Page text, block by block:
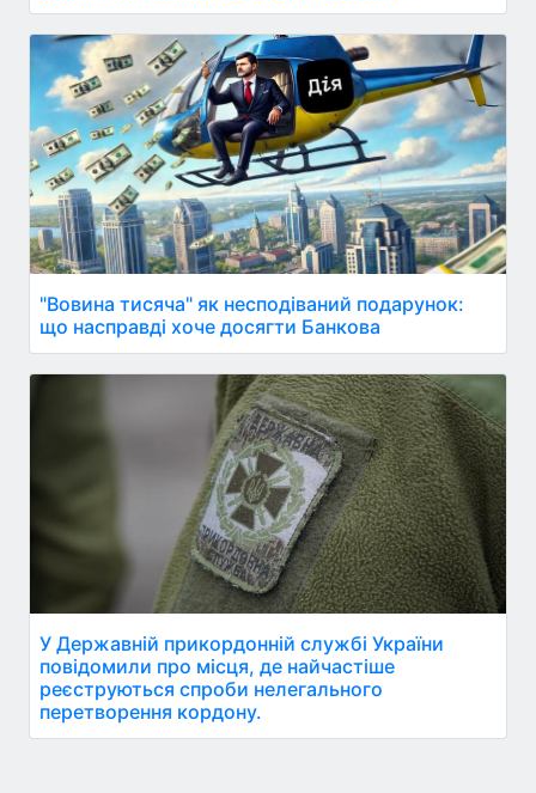
"Вовина тисяча" як несподіваний подарунок:
що насправді хоче досягти Банкова
У Державній прикордонній службі України
повідомили про місця, де найчастіше
реєструються спроби нелегального
перетворення кордону.